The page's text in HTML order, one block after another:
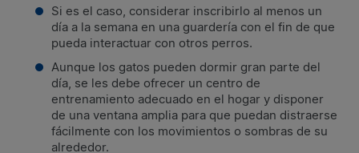
Si es el caso, considerar inscribirlo al menos un
día a la semana en una guardería con el fin de que
pueda interactuar con otros perros.
Aunque los gatos pueden dormir gran parte del
día, se les debe ofrecer un centro de
entrenamiento adecuado en el hogar y disponer
de una ventana amplia para que puedan distraerse
fácilmente con los movimientos o sombras de su
alrededor.